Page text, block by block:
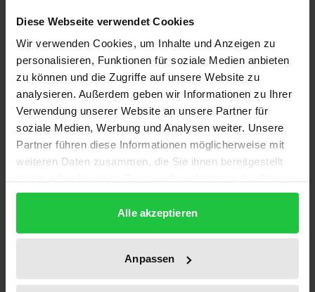
Diese Webseite verwendet Cookies
Wir verwenden Cookies, um Inhalte und Anzeigen zu
personalisieren, Funktionen für soziale Medien anbieten
zu können und die Zugriffe auf unsere Website zu
analysieren. Außerdem geben wir Informationen zu Ihrer
Verwendung unserer Website an unsere Partner für
soziale Medien, Werbung und Analysen weiter. Unsere
Partner führen diese Informationen möglicherweise mit
weiteren Daten zusammen, die Sie ihnen bereitgestellt
gesammelt haben.
Alle akzeptieren
Anpassen
den klassischen Kategorien nationalstaatlichen
Denkens. Hier lässt sich exemplarisch studieren, ob
es den Staaten gelingt, sich der zentralen
Herausforderung des 21. Jahrhunderts zu stellen
und adäquate politische Antworten auf globalisierte
Probleme zu finden.
Das Buch analysiert die Reaktion der USA auf die
Verbreitung illegaler Kommunikationsinhalte, die
Dabei zeigt sich die Schwäche der Parlamente
internationale Problemlagen als solche zu erkennen.